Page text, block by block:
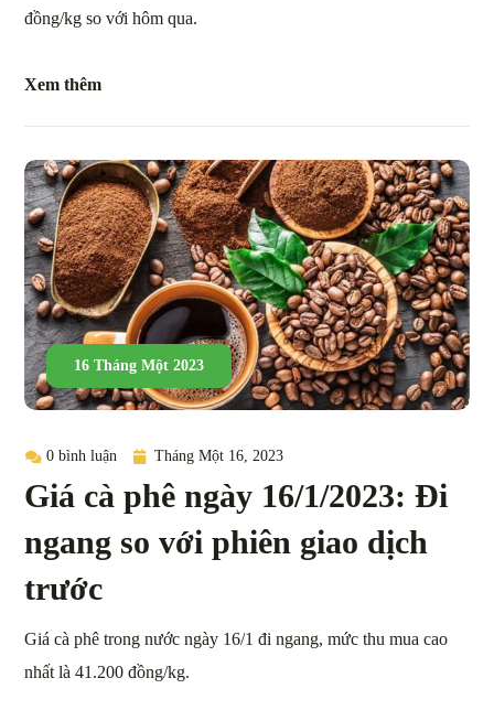
đồng/kg so với hôm qua.
Xem thêm
16 Tháng Một 2023
0 bình luận Tháng Một 16, 2023
Giá cà phê ngày 16/1/2023: Đi
ngang so với phiên giao dịch
trước
Giá cà phê trong nước ngày 16/1 đi ngang, mức thu mua cao
nhất là 41.200 đồng/kg.